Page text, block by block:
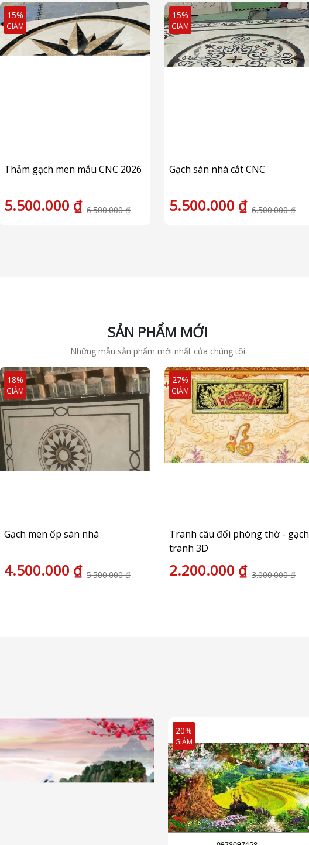
Thảm gạch men mẫu CNC 2026
5.500.000 ₫ 6.500.000 ₫
15%
GIẢM
Gạch sàn nhà cắt CNC
5.500.000 ₫ 6.500.000 ₫
15%
GIẢM
SẢN PHẨM MỚI
Những mẫu sản phẩm mới nhất của chúng tôi
Gạch men ốp sàn nhà
4.500.000 ₫ 5.500.000 ₫
18%
GIẢM
Tranh câu đối phòng thờ - gạch
tranh 3D
2.200.000 ₫ 3.000.000 ₫
27%
GIẢM
20%
GIẢM